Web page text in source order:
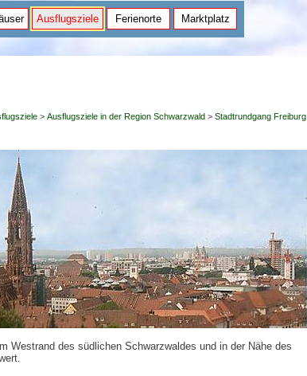
Ausflugsziele Ferienorte Marktplatz
> Ausflugsziele in der Region Schwarzwald> Stadtrundgang Freiburg
Westrand des südlichen Schwarzwaldes und in der Nähe des